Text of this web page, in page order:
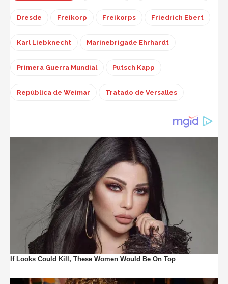
Dresde Freikorp Freikorps Friedrich Ebert
Karl Liebknecht Marinebrigade Ehrhardt
Primera Guerra Mundial Putsch Kapp
República de Weimar Tratado de Versalles